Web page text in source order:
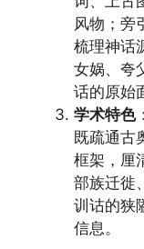
风物；旁
梳理神话
女娲、夸
话的原始
学术特色
既疏通古
框架，厘
部族迁徙
训诂的狭
信息。